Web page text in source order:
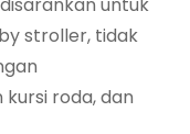
stroller, tidak
roda, dan